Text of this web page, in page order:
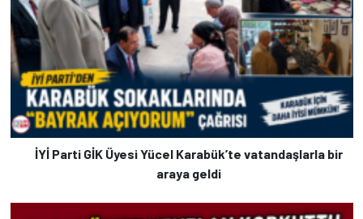
İYİ Parti GİK Üyesi Yücel Karabük’te vatandaşlarla bir
araya geldi